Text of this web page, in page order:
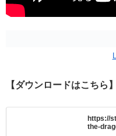
【ダウンロードはこちら】
https://
the-